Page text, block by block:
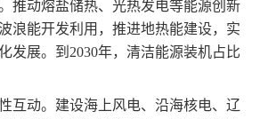
推动熔盐储热、光热发电等能源创新
浪能开发利用，推进地热能建设，实
发展。到2030年，清洁能源装机占比
互动。建设海上风电、沿海核电、辽